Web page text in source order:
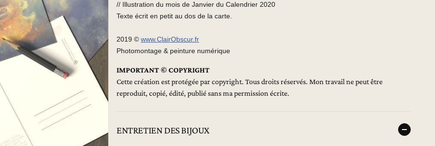
// Illustration du mois de Janvier du Calendrier 2020
Texte écrit en petit au dos de la carte.
2019 © www.ClairObscur.fr
Photomontage & peinture numérique
IMPORTANT © COPYRIGHT
Cette création est protégée par copyright. Tous droits réservés. Mon travail ne peut être
reproduit, copié, édité, publié sans ma permission écrite.
ENTRETIEN DES BIJOUX